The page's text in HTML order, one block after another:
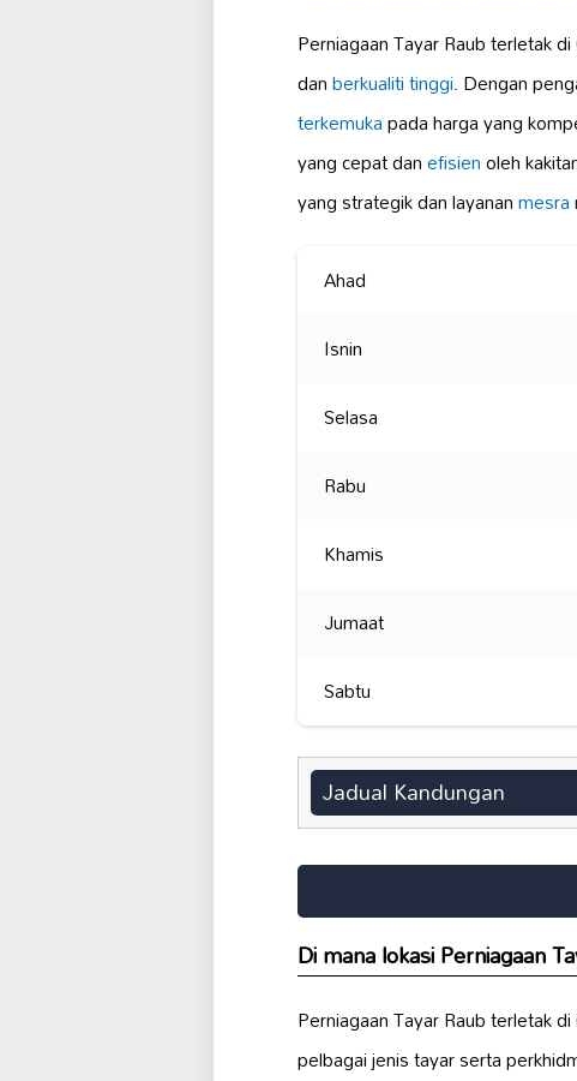
Perniagaan Tayar Raub terletak di
danberkualiti tinggi. Dengan
terkemukapada harga yang
yang cepat danefisienoleh
yang strategik dan layananmesra
Ahad
Isnin
Selasa
Rabu
Khamis
Jumaat
Sabtu
Jadual Kandungan
Di mana lokasi Perniagaan
Perniagaan Tayar Raub terletak
pelbagai jenis tayar serta